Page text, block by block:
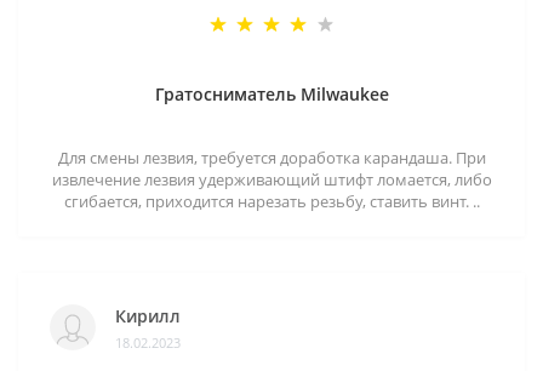
Гратосниматель Milwaukee
Для смены лезвия, требуется доработка карандаша. При
извлечение лезвия удерживающий штифт ломается, либо
сгибается, приходится нарезать резьбу, ставить винт. ..
Кирилл
18.02.2023